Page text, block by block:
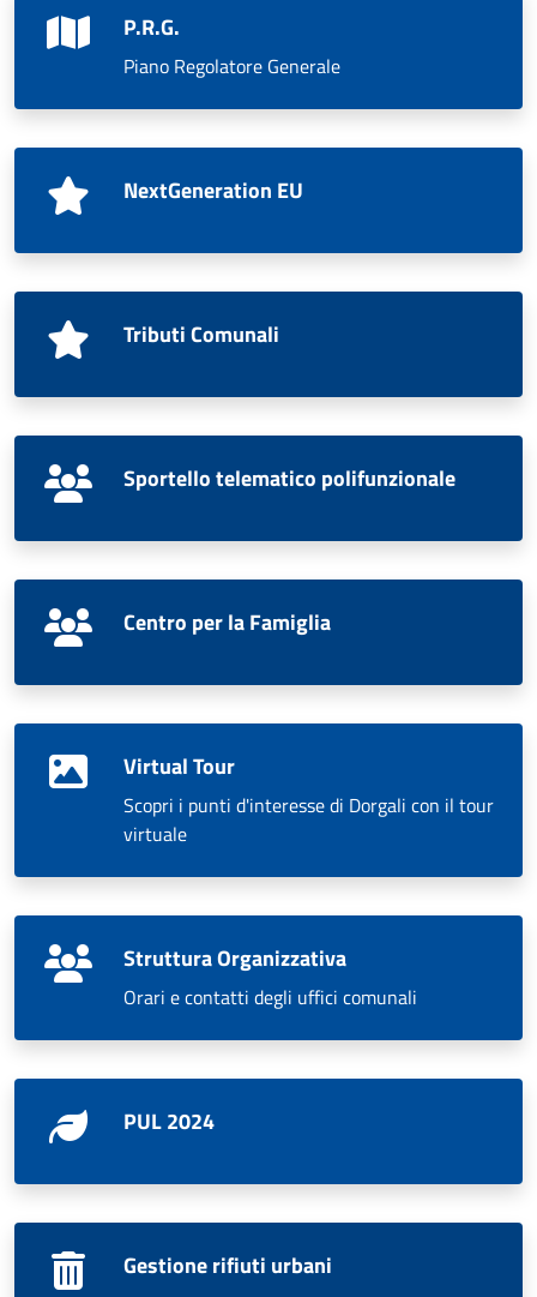
P.R.G.
Piano Regolatore Generale
NextGeneration EU
Tributi Comunali
Sportello telematico polifunzionale
Centro per la Famiglia
Virtual Tour
Scopri i punti d'interesse di Dorgali con il tour
virtuale
Struttura Organizzativa
Orari e contatti degli uffici comunali
PUL 2024
Gestione rifiuti urbani